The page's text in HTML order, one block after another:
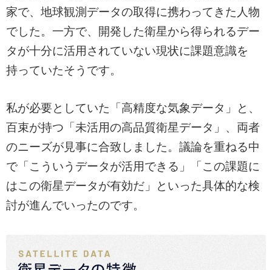
家で、地球観測データの取得に携わってきた人物
でした。一方で、開発した衛星から得られるデー
タが十分に活用されていない現状に課題意識を
持っていたそうです。
私が必要としていた「高精度な気象データ」と、
百束が持つ「未活用の高品質衛星データ」、両者
のニーズが見事に合致しました。議論を重ねる中
で「こういうデータが活用できる」「この課題に
はこの衛星データが有効だ」といった具体的な検
討が進んでいったのです。